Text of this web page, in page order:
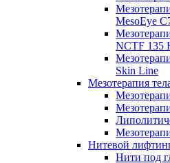
MesoEye
NCTF 135
Skin Line
Мезотерапия
Нитевой
Нити под